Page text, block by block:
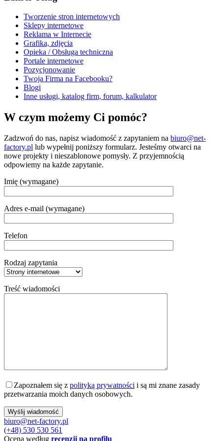
Tworzenie stron internetowych
Sklepy internetowe
Reklama w Internecie
Grafika, zdjęcia
Opieka / Obsługa techniczna
Portale internetowe
Pozycjonowanie
Twoja Firma na Facebooku?
Blogi
Inne usługi, katalog firm, forum, kalkulator
W czym możemy Ci pomóc?
Zadzwoń do nas, napisz wiadomość z zapytaniem na biuro@net-
factory.pl lub wypełnij poniższy formularz. Jesteśmy otwarci na
nowe projekty i nieszablonowe pomysły. Z przyjemnością
odpowiemy na każde zapytanie.
Imię (wymagane)
Adres e-mail (wymagane)
Telefon
Rodzaj zapytania
Treść wiadomości
Zapoznałem się z polityką prywatności i są mi znane zasady
przetwarzania moich danych osobowych.
biuro@net-factory.pl
(+48) 530 530 561
Ocena według recenzji na profilu